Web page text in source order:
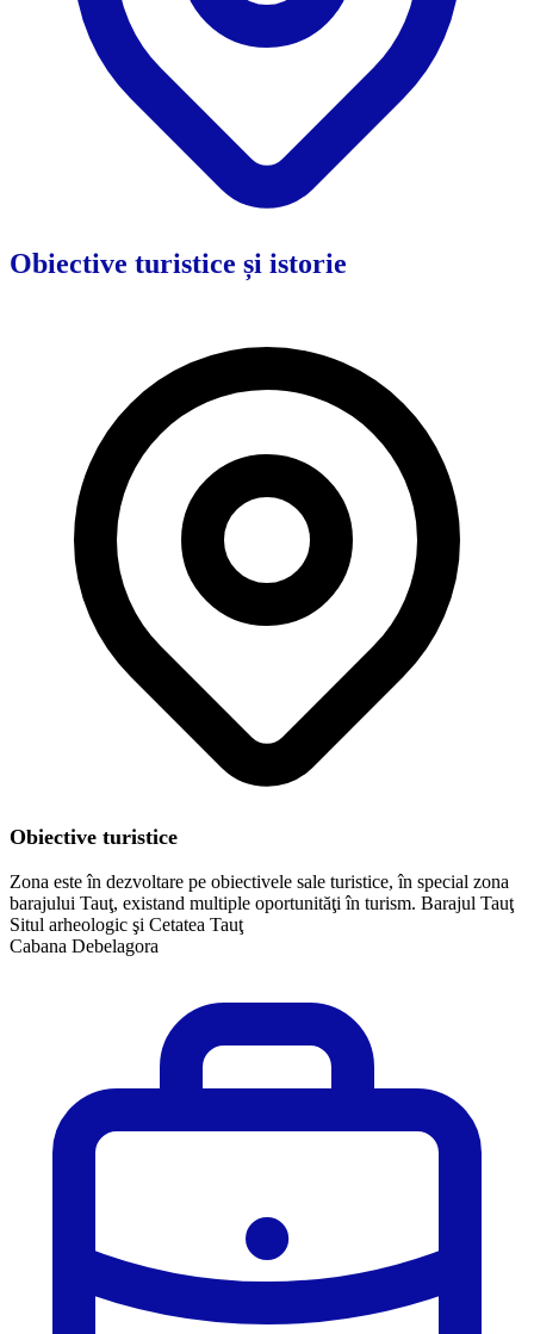
Obiective turistice și istorie
Obiective turistice
Zona este în dezvoltare pe obiectivele sale turistice, în special zona
barajului Tauţ, existand multiple oportunităţi în turism.​​ Barajul Tauţ
Situl arheologic şi Cetatea Tauţ
Cabana Debelagora